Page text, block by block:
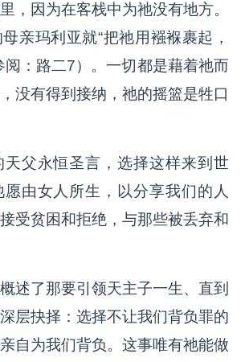
，因为在客栈中为祂没有地方。
亲玛利亚就“把祂用襁褓裹起，
阅：路二7）。一切都是藉着祂而
没有得到接纳，祂的摇篮是牲口
父永恒圣言，选择这样来到世
由女人所生，以分享我们的人
受贫困和拒绝，与那些被丢弃和
述了那要引领天主子一生、直到
层抉择：选择不让我们背负罪的
自为我们背负。这事唯有祂能做